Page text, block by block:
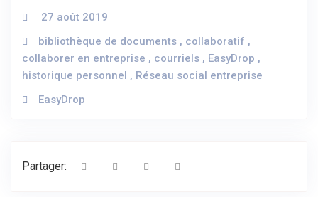
27 août 2019
bibliothèque de documents , collaboratif ,
collaborer en entreprise , courriels , EasyDrop ,
historique personnel , Réseau social entreprise
EasyDrop
Partager: